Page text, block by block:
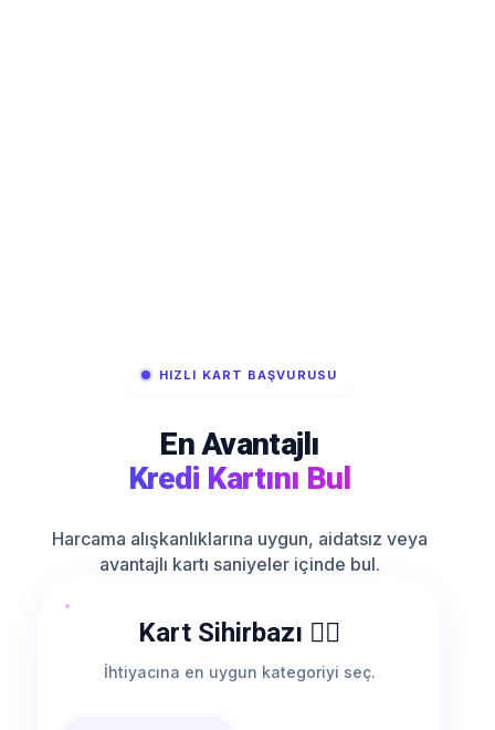
HIZLI KART BAŞVURUSU
En Avantajlı
Kredi Kartını Bul
Harcama alışkanlıklarına uygun, aidatsız veya
avantajlı kartı saniyeler içinde bul.
Kart Sihirbazı 🧙‍♂️
İhtiyacına en uygun kategoriyi seç.